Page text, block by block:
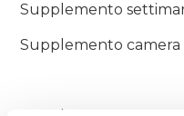
Supplemento
Supplemento camera